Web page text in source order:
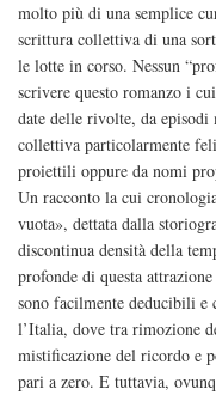
molto più di una semplice
scrittura collettiva di una
le lotte in corso. Nessun
scrivere questo romanzo i
date delle rivolte, da episodi
collettiva particolarmente
proiettili oppure da nomi
Un racconto la cui
vuota», dettata dalla
discontinua densità della
profonde di questa
sono facilmente deducibili
l’Italia, dove tra rimozione
mistificazione del ricordo e
pari a zero. E tuttavia,